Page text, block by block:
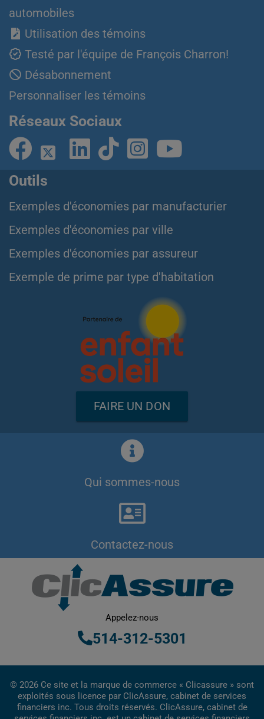
automobiles
Utilisation des témoins
Testé par l'équipe de François Charron!
Désabonnement
Personnaliser les témoins
Réseaux Sociaux
Outils
Exemples d'économies par manufacturier
Exemples d'économies par ville
Exemples d'économies par assureur
Exemple de prime par type d'habitation
FAIRE UN DON
Qui sommes-nous
Contactez-nous
Appelez-nous
514-312-5301
© 2026 Ce site et la marque de commerce « Clicassure » sont
exploités sous licence par ClicAssure, cabinet de services
financiers inc. Tous droits réservés. ClicAssure, cabinet de